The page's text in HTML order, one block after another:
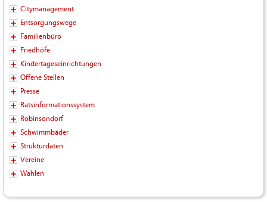
Citymanagement
Entsorgungswege
Familienbüro
Friedhöfe
Kindertageseinrichtungen
Offene Stellen
Presse
Ratsinformationssystem
Robinsondorf
Schwimmbäder
Strukturdaten
Vereine
Wahlen